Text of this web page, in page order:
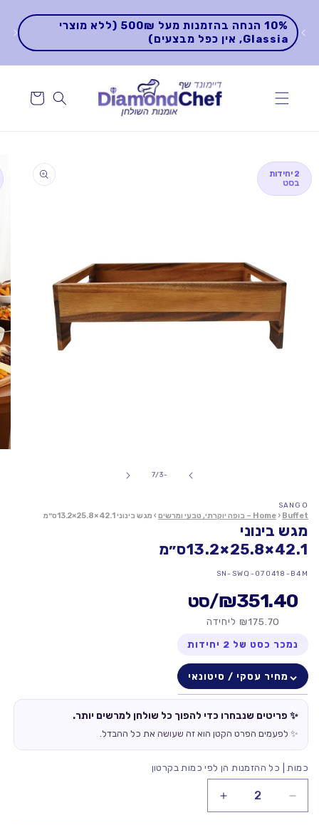
לתוכן
10% הנחה בהזמנות מעל 500₪ (ללא מוצרי
Glassia, אין כפל מבצעים)
למידע
על
המוצר
2 יחידות
בסט
-3
/
של
7
SANGO
Home › Buffet – בופה יוקרתי, טבעי ומרשים › מגש בינוני 42.1×25.8×13.2ס״מ
מגש בינוני
42.1×25.8×13.2ס״מ
מק"ט:
SN-SWQ-070418-B4M
₪351.40/סט
₪175.70 ליחידה
נמכר כסט של 2 יחידות
מחיר עסקי / סיטונאי
✨ פריטים שנבחרו כדי להפוך כל שולחן למרשים יותר.
✨ לפעמים הפרט הקטן הוא זה שעושה את כל ההבדל.
כמות | כל ההזמנות הן לפי כמות בקרטון
הקטנת
הגדלת